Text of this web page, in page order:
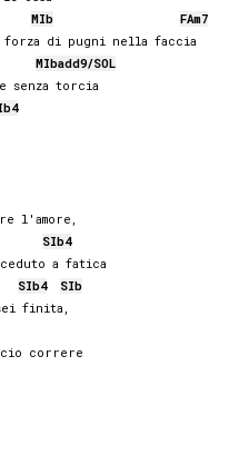
MIb FAm7
forza di pugni nella faccia
MIbadd9/SOL
senza torcia
4
l'amore,
SIb4
a fatica
SIb4
SIb
finita,